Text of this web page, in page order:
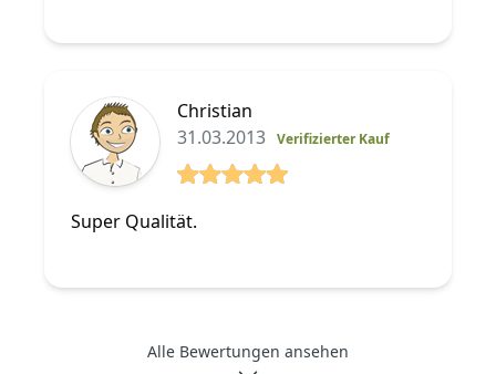
Christian
31.03.2013 Verifizierter Kauf
Super Qualität.
Alle Bewertungen ansehen